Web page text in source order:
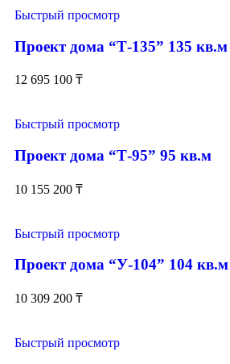
Быстрый просмотр
Проект дома “Т-135” 135 кв.м
12 695 100 ₸
Быстрый просмотр
Проект дома “Т-95” 95 кв.м
10 155 200 ₸
Быстрый просмотр
Проект дома “У-104” 104 кв.м
10 309 200 ₸
Быстрый просмотр